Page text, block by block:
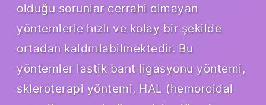
olduğu sorunlar cerrahi olmayan
yöntemlerle hızlı ve kolay bir şekilde
ortadan kaldırılabilmektedir. Bu
yöntemler lastik bant ligasyonu yöntemi,
skleroterapi yöntemi, HAL (hemoroidal